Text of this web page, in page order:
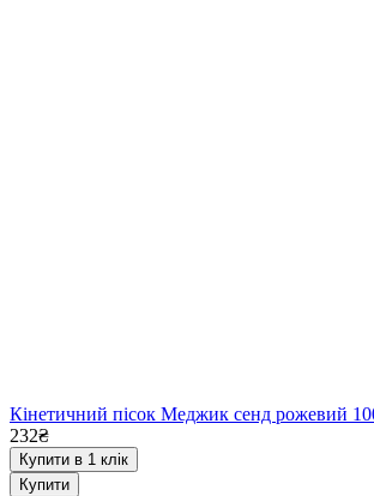
Кінетичний пісок Меджик сенд рожевий
232₴
Купити в 1 клік
Купити